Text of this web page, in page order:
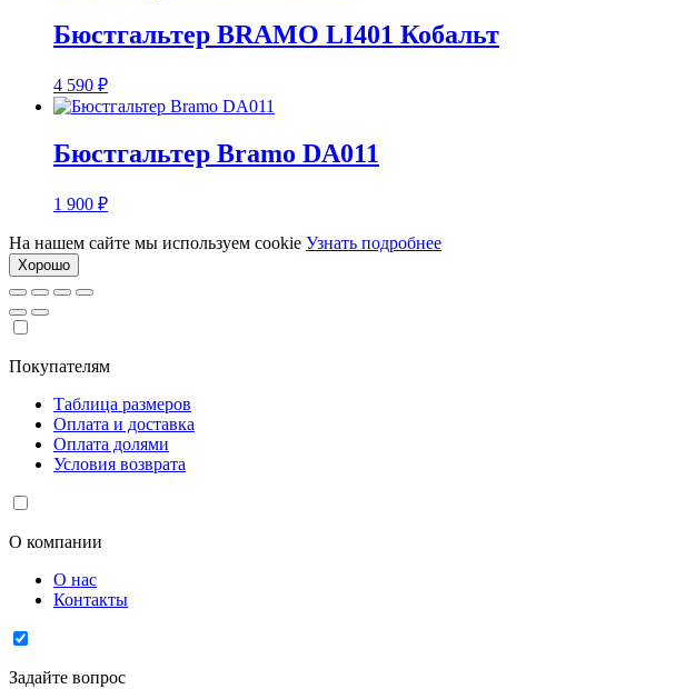
Бюстгальтер BRAMO LI401 Кобальт
4 590 ₽
Бюстгальтер Bramo DA011
1 900 ₽
На нашем сайте мы используем cookie Узнать подробнее
Хорошо
Покупателям
Таблица размеров
Оплата и доставка
Оплата долями
Условия возврата
О компании
О нас
Контакты
Задайте вопрос